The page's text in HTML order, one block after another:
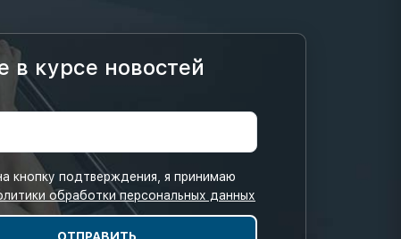
в курсе новостей
кнопку подтверждения, я принимаю
обработки персональных данных